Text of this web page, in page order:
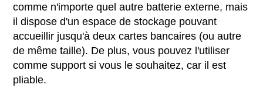
comme n'importe quel autre batterie externe, mais
il dispose d'un espace de stockage pouvant
accueillir jusqu'à deux cartes bancaires (ou autre
de même taille). De plus, vous pouvez l'utiliser
comme support si vous le souhaitez, car il est
pliable.